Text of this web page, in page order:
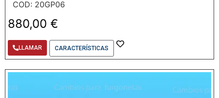
COD: 20GP06
880,00 €
LLAMAR CARACTERÍSTICAS